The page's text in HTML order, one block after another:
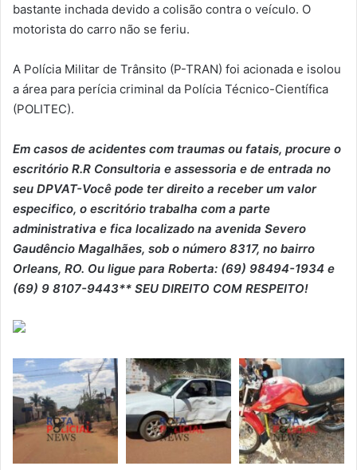
bastante inchada devido a colisão contra o veículo. O
motorista do carro não se feriu.
A Polícia Militar de Trânsito (P-TRAN) foi acionada e isolou
a área para perícia criminal da Polícia Técnico-Científica
(POLITEC).
Em casos de acidentes com traumas ou fatais, procure o
escritório R.R Consultoria e assessoria e de entrada no
seu DPVAT-Você pode ter direito a receber um valor
especifico, o escritório trabalha com a parte
administrativa e fica localizado na avenida Severo
Gaudêncio Magalhães, sob o número 8317, no bairro
Orleans, RO. Ou ligue para Roberta: (69) 98494-1934 e
(69) 9 8107-9443** SEU DIREITO COM RESPEITO!